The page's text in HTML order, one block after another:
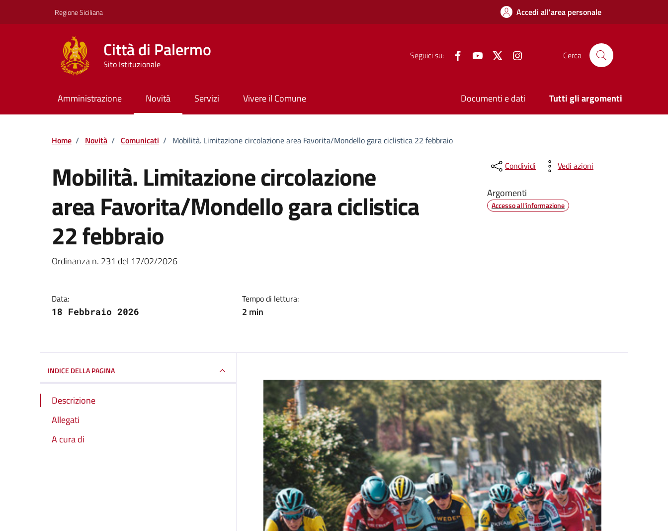
Regione Siciliana Accedi all'area personale
Città di Palermo
Sito Istituzionale
Seguici su: FacebookYouTube Twitter Cerca
Amministrazione Novità Servizi Vivere il Comune Documenti e dati Tutti gli argomenti
Home / Novità / Comunicati / Mobilità. Limitazione circolazione area Favorita/Mondello gara ciclistica 22 febbraio
Mobilità. Limitazione circolazione
area Favorita/Mondello gara ciclistica
22 febbraio
Dettagli della notizia
Ordinanza n. 231 del 17/02/2026
Data:
18 Febbraio 2026
Tempo di lettura:
2 min
Condividi Vedi azioni
Argomenti
Accesso all'informazione
INDICE DELLA PAGINA
Descrizione
Allegati
A cura di